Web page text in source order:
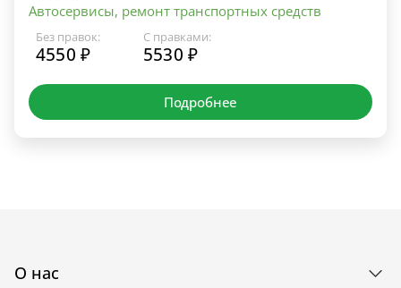
Автосервисы, ремонт транспортных средств
Без правок:
4550 ₽
С правками:
5530 ₽
Подробнее
О нас